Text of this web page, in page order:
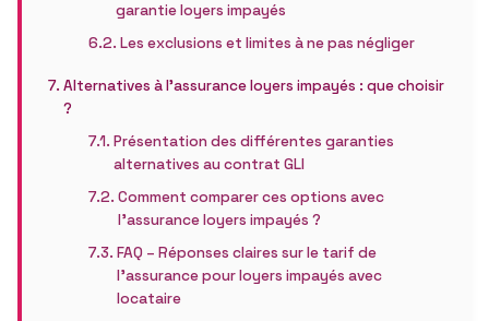
garantie loyers impayés
Les exclusions et limites à ne pas négliger
Alternatives à l’assurance loyers impayés : que choisir
?
Présentation des différentes garanties
alternatives au contrat GLI
Comment comparer ces options avec
l’assurance loyers impayés ?
FAQ – Réponses claires sur le tarif de
l’assurance pour loyers impayés avec
locataire